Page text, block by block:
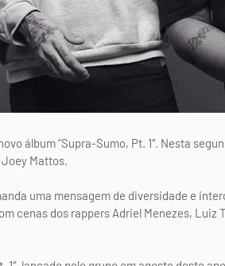
álbum “Supra-Sumo, Pt. 1″. Nesta
Joey Mattos.
uma mensagem de diversidade e
cenas dos rappers Adriel Menezes, Luiz